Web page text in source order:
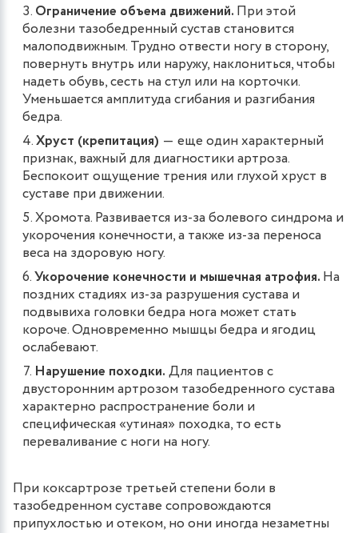
Ограничение объема движений. При этой
болезни тазобедренный сустав становится
малоподвижным. Трудно отвести ногу в сторону,
повернуть внутрь или наружу, наклониться, чтобы
надеть обувь, сесть на стул или на корточки.
Уменьшается амплитуда сгибания и разгибания
бедра.
Хруст (крепитация) ― еще один характерный
признак, важный для диагностики артроза.
Беспокоит ощущение трения или глухой хруст в
суставе при движении.
Хромота. Развивается из-за болевого синдрома и
укорочения конечности, а также из-за переноса
веса на здоровую ногу.
Укорочение конечности и мышечная атрофия. На
поздних стадиях из-за разрушения сустава и
подвывиха головки бедра нога может стать
короче. Одновременно мышцы бедра и ягодиц
ослабевают.
Нарушение походки. Для пациентов с
двусторонним артрозом тазобедренного сустава
характерно распространение боли и
специфическая «утиная» походка, то есть
переваливание с ноги на ногу.
При коксартрозе третьей степени боли в
тазобедренном суставе сопровождаются
припухлостью и отеком, но они иногда незаметны